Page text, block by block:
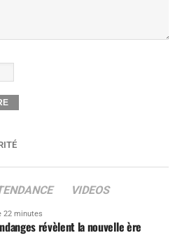
VIDEOS
22 minutes
révèlent la nouvelle ère